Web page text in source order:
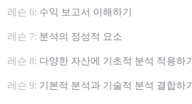
레슨 6: 수익 보고서 이해하기
레슨 7: 분석의 정성적 요소
레슨 8: 다양한 자산에 기초적 분석 적용하기
레슨 9: 기본적 분석과 기술적 분석 결합하기